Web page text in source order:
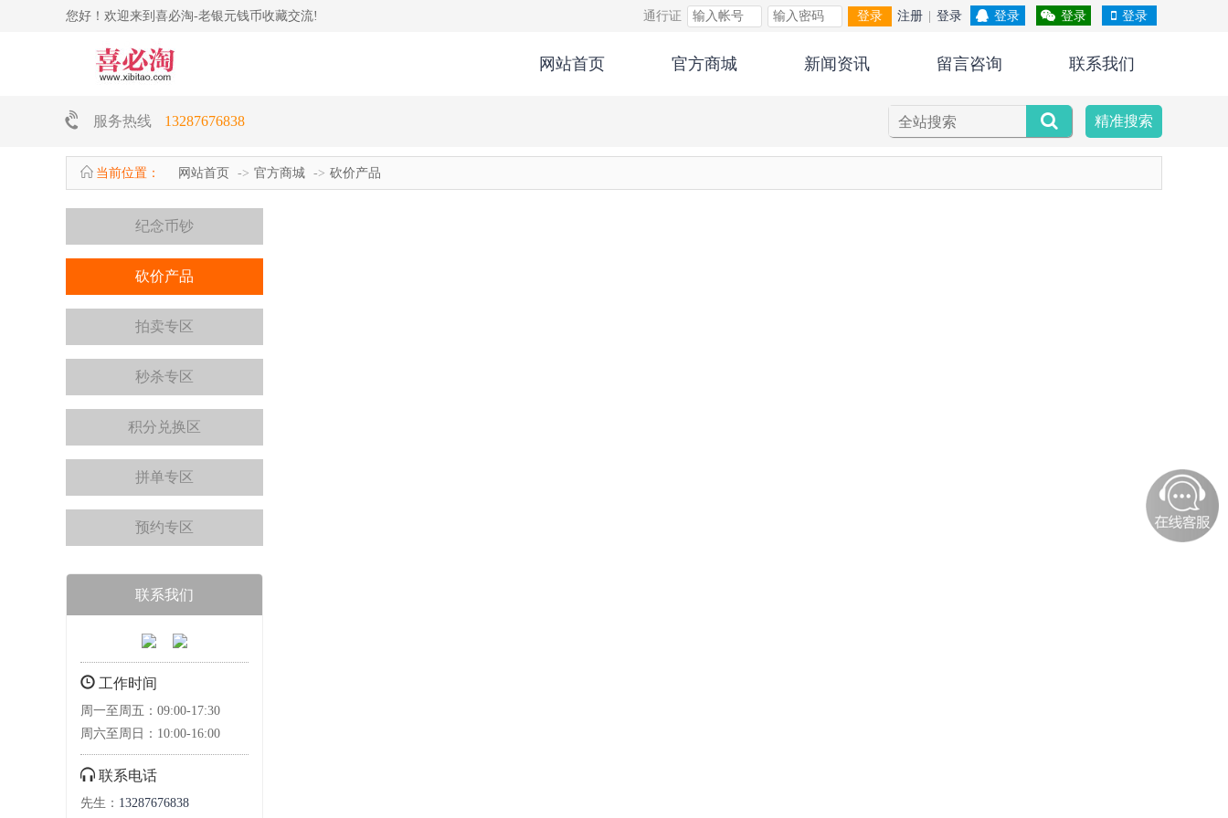
您好！欢迎来到喜必淘-老银元钱币收藏交流! 通行证 登录 注册 登录 登录 登录 登录
网站首页 官方商城 新闻资讯 留言咨询 联系我们
服务热线 13287676838 精准搜索
当前位置： 网站首页 官方商城 砍价产品
纪念币钞
砍价产品
拍卖专区
秒杀专区
积分兑换区
拼单专区
预约专区
联系我们
工作时间
周一至周五：09:00-17:30
周六至周日：10:00-16:00
联系电话
先生： 13287676838